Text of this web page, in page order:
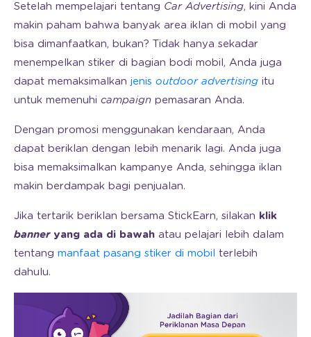
Setelah mempelajari tentang Car Advertising, kini Anda
makin paham bahwa banyak area iklan di mobil yang
bisa dimanfaatkan, bukan? Tidak hanya sekadar
menempelkan stiker di bagian bodi mobil, Anda juga
dapat memaksimalkan jenis outdoor advertising itu
untuk memenuhi campaign pemasaran Anda.
Dengan promosi menggunakan kendaraan, Anda
dapat beriklan dengan lebih menarik lagi. Anda juga
bisa memaksimalkan kampanye Anda, sehingga iklan
makin berdampak bagi penjualan.
Jika tertarik beriklan bersama StickEarn, silakan klik
banneryang ada di bawah atau pelajari lebih dalam
tentang manfaat pasang stiker di mobil terlebih
dahulu.